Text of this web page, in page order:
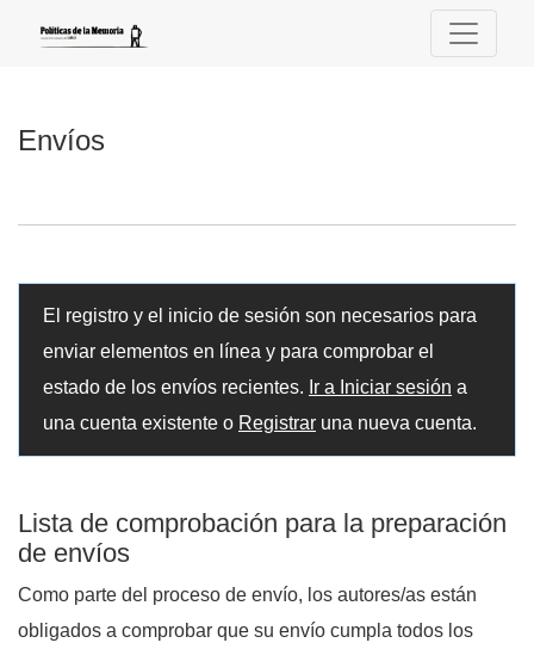
Envíos
El registro y el inicio de sesión son necesarios para
enviar elementos en línea y para comprobar el
estado de los envíos recientes. Ir a Iniciar sesión a
una cuenta existente o Registrar una nueva cuenta.
Lista de comprobación para la preparación
de envíos
Como parte del proceso de envío, los autores/as están
obligados a comprobar que su envío cumpla todos los